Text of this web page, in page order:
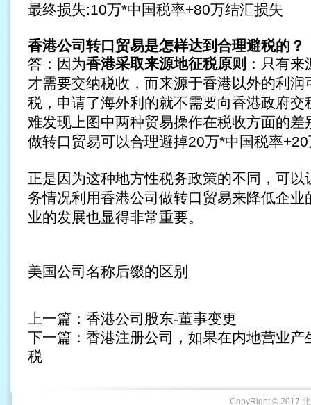
最终损失:10万*中国税率+80万结汇损失
香港公司转口贸易是怎样达到合理避税的？
答：因为香港采取来源地征税原则 ：只有
才需要交纳税收，而来源于香港以外的利润
税，申请了海外利的就不需要向香港政府交
难发现上图中两种贸易操作在税收方面的差
做转口贸易可以合理避掉20万*中国税率
正是因为这种地方性税务政策的不同，可以
务情况利用香港公司做转口贸易来降低企业
业的发展也显得非常重要。
美国公司名称后缀的区别
上一篇： 香港公司股东-董事变更
下一篇： 香港注册公司，如果在内地营业产
税
CopyRight © 2017